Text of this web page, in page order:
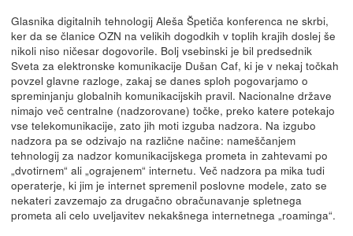
Glasnika digitalnih tehnologij Aleša Špetiča konferenca ne skrbi,
ker da se članice OZN na velikih dogodkih v toplih krajih doslej še
nikoli niso ničesar dogovorile. Bolj vsebinski je bil predsednik
Sveta za elektronske komunikacije Dušan Caf, ki je v nekaj točkah
povzel glavne razloge, zakaj se danes sploh pogovarjamo o
spreminjanju globalnih komunikacijskih pravil. Nacionalne države
nimajo več centralne (nadzorovane) točke, preko katere potekajo
vse telekomunikacije, zato jih moti izguba nadzora. Na izgubo
nadzora pa se odzivajo na različne načine: nameščanjem
tehnologij za nadzor komunikacijskega prometa in zahtevami po
„dvotirnem“ ali „ograjenem“ internetu. Več nadzora pa mika tudi
operaterje, ki jim je internet spremenil poslovne modele, zato se
nekateri zavzemajo za drugačno obračunavanje spletnega
prometa ali celo uveljavitev nekakšnega internetnega „roaminga“.